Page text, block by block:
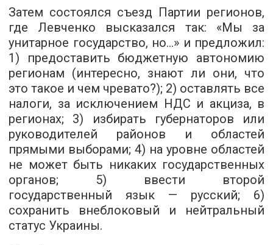
Затем состоялся съезд Партии регионов,
где Левченко высказался так: «Мы за
унитарное государство, но...» и предложил:
1) предоставить бюджетную автономию
регионам (интересно, знают ли они, что
это такое и чем чревато?); 2) оставлять все
налоги, за исключением НДС и акциза, в
регионах; 3) избирать губернаторов или
руководителей районов и областей
прямыми выборами; 4) на уровне областей
не может быть никаких государственных
органов; 5) ввести второй
государственный язык — русский; 6)
сохранить внеблоковый и нейтральный
статус Украины.